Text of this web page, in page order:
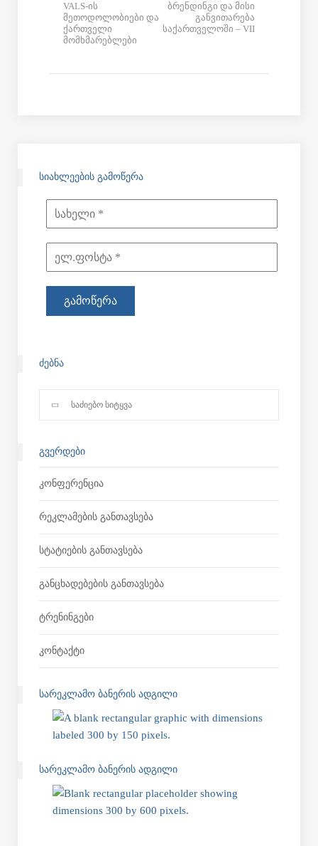
VALS-ის
მეთოდოლობიები და
ქართველი
მომხმარებლები
ბრენდინგი და მისი
განვითარება
საქართველოში – VII
ᲡᲘᲐᲮᲚᲔᲔᲑᲘᲡ ᲒᲐᲛᲝᲬᲔᲠᲐ
ᲫᲔᲑᲜᲐ
ᲒᲕᲔᲠᲓᲔᲑᲘ
Კონფერენცია
Რეკლამების Განთავსება
Სტატიების Განთავსება
Განცხადებების Განთავსება
Ტრენინგები
Კონტაქტი
ᲡᲐᲠᲔᲙᲚᲐᲛᲝ ᲑᲐᲜᲔᲠᲘᲡ ᲐᲓᲒᲘᲚᲘ
ᲡᲐᲠᲔᲙᲚᲐᲛᲝ ᲑᲐᲜᲔᲠᲘᲡ ᲐᲓᲒᲘᲚᲘ